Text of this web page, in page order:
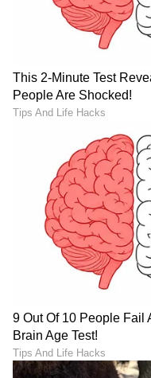
ಸ್ಟಾರ್ಟ್‌ಅಪ್‌ಗಳು
ಟೆಕ್‌ ಪಾಲಿಸಿ
ಸಿಗಲಿದೆ. ಟೆಕ್‌
ವಿಡಿಯೋಗಳು ಕೂಡ
ABOUT THE AUTHOR
ಮಲೆನಾಡಿನ ಹೆಬ್ಬಾಗಿಲು
'ಕ್ರಾಂತಿದೀಪ'ದಲ್ಲಿ ಉಪ
ಪತ್ರಿಕೋದ್ಯಮದಲ್ಲಿ 14
ದಿನಪತ್ರಿಕೆಗಳಲ್ಲಿ
ಶಿಕ್ಷಣ, ಆರೋಗ್ಯ,
ಲೇಖನಗಳನ್ನು
ಭಾಗವಾಗಿ ವೃತ್ತಿ ಜೀವನ
ಗ್ಯಾಜೆಟ್‌ಗಳು ತಂತ್ರಜ್ಞಾನ